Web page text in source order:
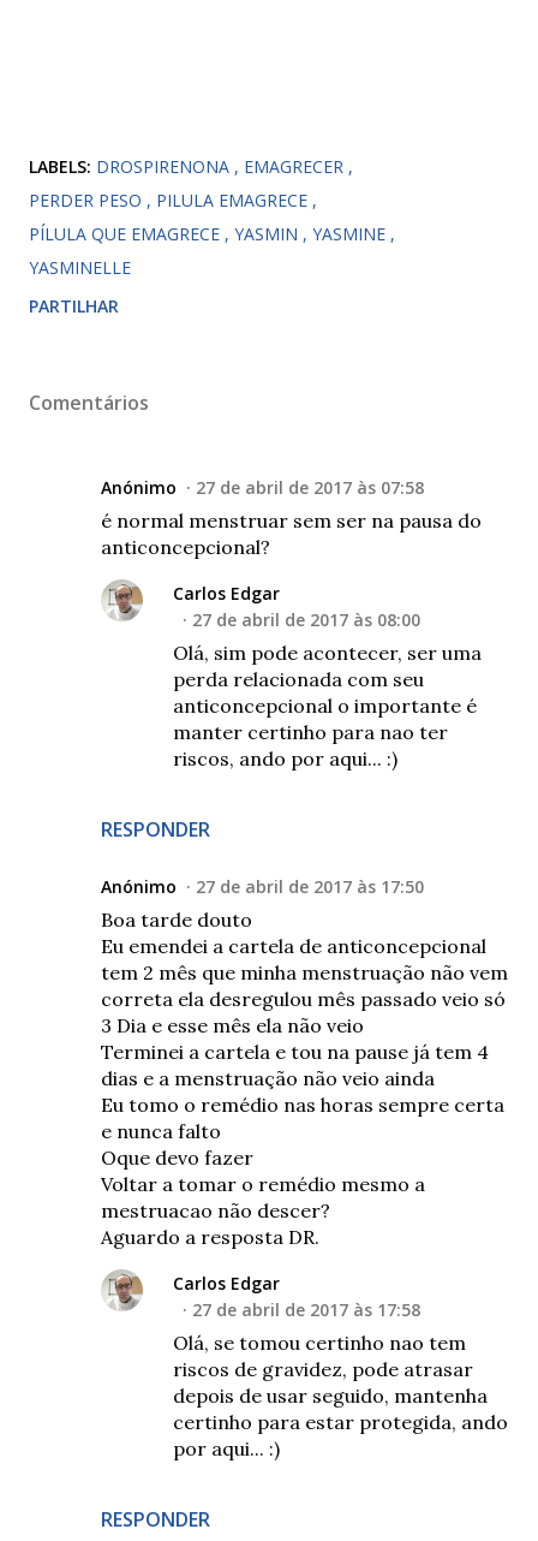
LABELS: DROSPIRENONA
EMAGRECER
PERDER PESO
PILULA EMAGRECE
PÍLULA QUE EMAGRECE
YASMIN
YASMINE
YASMINELLE
PARTILHAR
Comentários
Anónimo 27 de abril de 2017 às 07:58
é normal menstruar sem ser na pausa do
anticoncepcional?
RESPONDER
Carlos Edgar
27 de abril de 2017 às 08:00
Olá, sim pode acontecer, ser uma
perda relacionada com seu
anticoncepcional o importante é
manter certinho para nao ter
riscos, ando por aqui... :)
Anónimo 27 de abril de 2017 às 17:50
Boa tarde douto
Eu emendei a cartela de anticoncepcional
tem 2 mês que minha menstruação não vem
correta ela desregulou mês passado veio só
3 Dia e esse mês ela não veio
Terminei a cartela e tou na pause já tem 4
dias e a menstruação não veio ainda
Eu tomo o remédio nas horas sempre certa
e nunca falto
Oque devo fazer
Voltar a tomar o remédio mesmo a
mestruacao não descer?
Aguardo a resposta DR.
RESPONDER
Carlos Edgar
27 de abril de 2017 às 17:58
Olá, se tomou certinho nao tem
riscos de gravidez, pode atrasar
depois de usar seguido, mantenha
certinho para estar protegida, ando
por aqui... :)